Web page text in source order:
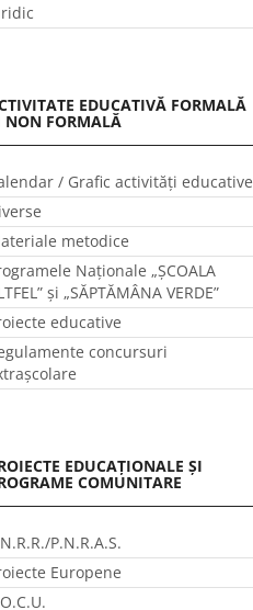
EDUCATIVĂ FORMALĂ
NON FORMALĂ
/ Grafic activităţi educative
metodice
Naţionale „ŞCOALA
și „SĂPTĂMÂNA VERDE”
educative
concursuri
EDUCAȚIONALE ȘI
COMUNITARE
P.N.R.A.S.
Europene